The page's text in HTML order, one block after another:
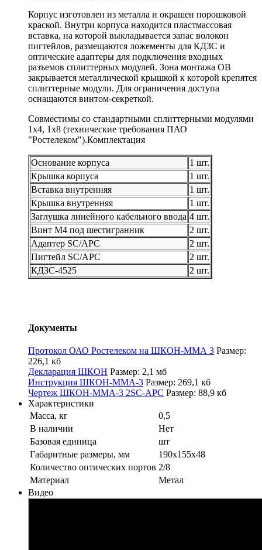
Корпус изготовлен из металла и окрашен порошковой
краской. Внутри корпуса находится пластмассовая
вставка, на которой выкладывается запас волокон
пигтейлов, размещаются ложементы для КДЗС и
оптические адаптеры для подключения входных
разъемов сплиттерных модулей. Зона монтажа ОВ
закрывается металлической крышкой к которой крепятся
сплиттерные модули. Для ограничения доступа
оснащаются винтом-секреткой.
Совместимы со стандартными сплиттерными модулями
1х4, 1х8 (технические требования ПАО
"Ростелеком").Комплектация
Основание корпуса
1 шт.
Крышка корпуса
1 шт.
Вставка внутренняя
1 шт.
Крышка внутренняя
1 шт.
Заглушка линейного кабельного ввода 4 шт.
Винт М4 под шестигранник
2 шт.
Адаптер SC/APC
2 шт.
Пигтейл SC/APC
2 шт.
КДЗС-4525
2 шт.
Документы
Протокол ОАО Ростелеком на ШКОН-ММА 3 Размер:
226,1 кб
Декларация ШКОН Размер: 2,1 мб
Инструкция ШКОН-ММА-3 Размер: 269,1 кб
Чертеж ШКОН-ММА-3 2SC-APC Размер: 88,9 кб
Характеристики
Масса, кг
0,5
В наличии
Нет
Базовая единица
шт
Габаритные размеры, мм
190х155х48
Количество оптических портов 2/8
Материал
Метал
Видео